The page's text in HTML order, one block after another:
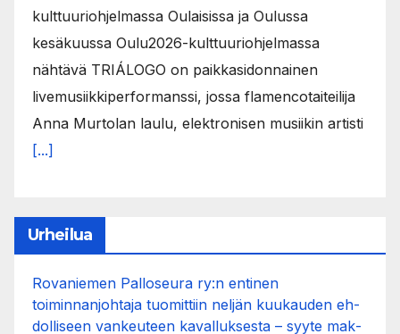
kulttuuriohjelmassa Oulaisissa ja Oulussa
kesäkuussa Oulu2026-kulttuuriohjelmassa
nähtävä TRIÁLOGO on paikkasidonnainen
livemusiikkiperformanssi, jossa flamencotaiteilija
Anna Murtolan laulu, elektronisen musiikin artisti
[...]
Urheilua
Rovaniemen Palloseura ry:n entinen
toiminnanjohtaja tuo­mit­tiin neljän kuu­kau­den eh­
dol­li­seen van­keu­teen ka­val­luk­ses­ta – syyte mak­